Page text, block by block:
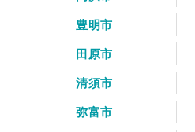
豊明市
田原市
清須市
弥富市